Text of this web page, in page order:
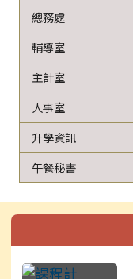
總務處
輔導室
主計室
人事室
升學資訊
午餐秘書
左邊區域內容